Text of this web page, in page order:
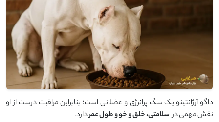
داگو آرژانتینو یک سگ پرانرژی و عضلانی است؛ بنابراین مراقبت درست از او
نقش مهمی درسلامتی، خلق ‌و خو و طول عمردارد.